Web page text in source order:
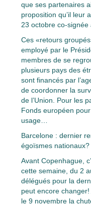
que ses partenaires
proposition qu’il leur
23 octobre co-signée
Ces «retours
employé par le
membres de se
plusieurs pays des
sont financés par
de coordonner la
de l’Union. Pour les
Fonds européen
usage…
Barcelone : dernier
égoïsmes nationaux?
Avant Copenhague,
cette semaine, du 2
délégués pour la
peut encore
le 9 novembre la